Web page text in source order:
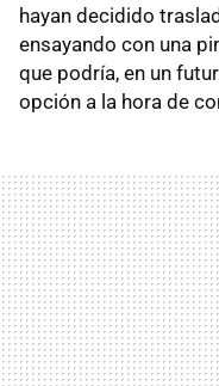
hayan decidido
ensayando con una
que podría, en un
opción a la hora de